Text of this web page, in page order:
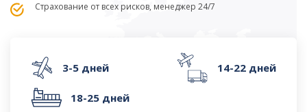
Страхование от всех рисков, менеджер 24/7
3-5 дней 14-22 дней
18-25 дней